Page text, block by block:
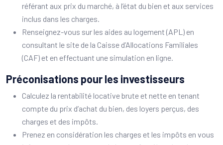
référant aux prix du marché, à l’état du bien et aux services
inclus dans les charges.
Renseignez-vous sur les aides au logement (APL) en
consultant le site de la Caisse d’Allocations Familiales
(CAF) et en effectuant une simulation en ligne.
Préconisations pour les investisseurs
Calculez la rentabilité locative brute et nette en tenant
compte du prix d’achat du bien, des loyers perçus, des
charges et des impôts.
Prenez en considération les charges et les impôts en vous